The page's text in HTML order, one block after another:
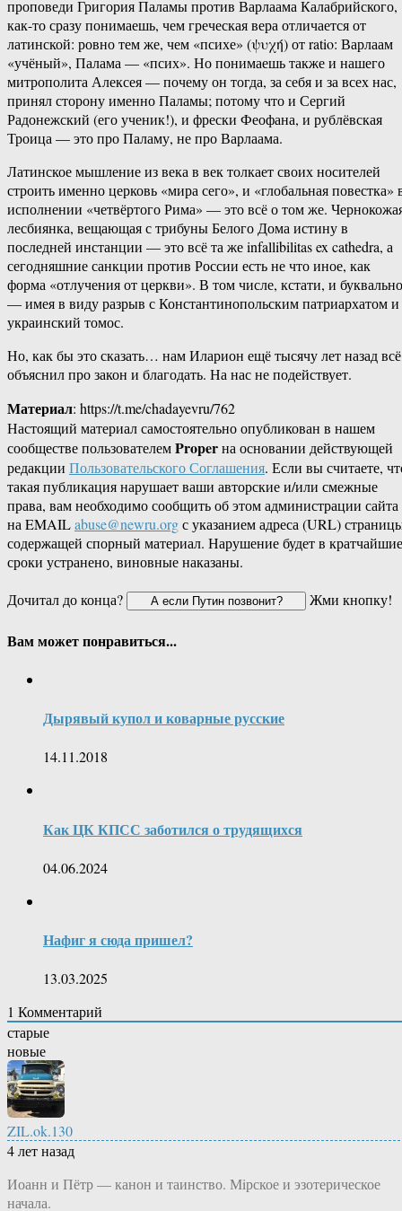
проповеди Григория Паламы против Варлаама Калабрийского,
как-то сразу понимаешь, чем греческая вера отличается от
латинской: ровно тем же, чем «психе» (ψυχή) от ratio: Варлаам
«учёный», Палама — «псих». Но понимаешь также и нашего
митрополита Алексея — почему он тогда, за себя и за всех нас,
принял сторону именно Паламы; потому что и Сергий
Радонежский (его ученик!), и фрески Феофана, и рублёвская
Троица — это про Паламу, не про Варлаама.
Латинское мышление из века в век толкает своих носителей
строить именно церковь «мира сего», и «глобальная повестка»
исполнении «четвёртого Рима» — это всё о том же.
лесбиянка, вещающая с трибуны Белого Дома истину в
последней инстанции — это всё та же infallibilitas ex cathedra, а
сегодняшние санкции против России есть не что иное, как
форма «отлучения от церкви». В том числе, кстати, и буквально
— имея в виду разрыв с Константинопольским патриархатом и
украинский томос.
Но, как бы это сказать… нам Иларион ещё тысячу лет назад всё
объяснил про закон и благодать. На нас не подействует.
Материал: https://t.me/chadayevru/762
Настоящий материал самостоятельно опубликован в нашем
сообществе пользователемProperна основании действующей
редакции Пользовательского Соглашения. Если вы считаете,
такая публикация нарушает ваши авторские и/или смежные
права, вам необходимо сообщить об этом администрации сайта
на EMAILabuse@newru.orgс указанием адреса (URL)
содержащей спорный материал. Нарушение будет в кратчайшие
сроки устранено, виновные наказаны.
Дочитал до конца?
Жми кнопку!
Вам может понравиться...
Дырявый купол и коварные русские
14.11.2018
Как ЦК КПСС заботился о трудящихся
04.06.2024
Нафиг я сюда пришел?
13.03.2025
1 Комментарий
старые
новые
ZIL.ok.130
4 лет назад
Иоанн и Пётр — канон и таинство. Мiрское и эзотерическое
начала.